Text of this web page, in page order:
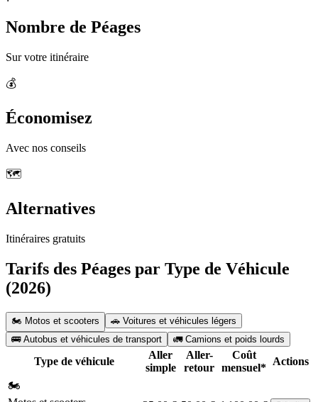
Nombre de Péages
Sur votre itinéraire
💰
Économisez
Avec nos conseils
🗺️
Alternatives
Itinéraires gratuits
Tarifs des Péages par Type de Véhicule
(2026)
🏍️ Motos et scooters
🚗 Voitures et véhicules légers
🚌 Autobus et véhicules de transport
🚛 Camions et poids lourds
Type de véhicule
Aller
simple
Aller-
retour
Coût
mensuel*
Actions
🏍️